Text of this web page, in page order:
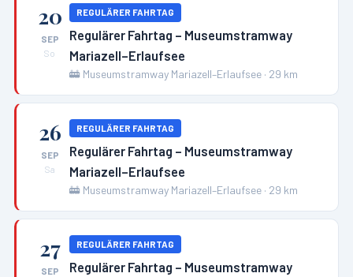
20
SEP
So
REGULÄRER FAHRTAG
Regulärer Fahrtag – Museumstramway
Mariazell–Erlaufsee
🚋 Museumstramway Mariazell–Erlaufsee · 29 km
26
SEP
Sa
REGULÄRER FAHRTAG
Regulärer Fahrtag – Museumstramway
Mariazell–Erlaufsee
🚋 Museumstramway Mariazell–Erlaufsee · 29 km
27
SEP
REGULÄRER FAHRTAG
Regulärer Fahrtag – Museumstramway